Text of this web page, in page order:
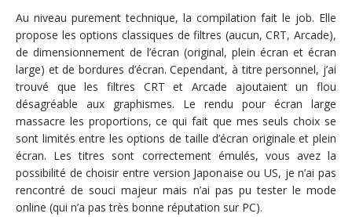
Au niveau purement technique, la compilation fait le job. Elle
propose les options classiques de filtres (aucun, CRT, Arcade),
de dimensionnement de l’écran (original, plein écran et écran
large) et de bordures d’écran. Cependant, à titre personnel, j’ai
trouvé que les filtres CRT et Arcade ajoutaient un flou
désagréable aux graphismes. Le rendu pour écran large
massacre les proportions, ce qui fait que mes seuls choix se
sont limités entre les options de taille d’écran originale et plein
écran. Les titres sont correctement émulés, vous avez la
possibilité de choisir entre version Japonaise ou US, je n’ai pas
rencontré de souci majeur mais n’ai pas pu tester le mode
online (qui n’a pas très bonne réputation sur PC).